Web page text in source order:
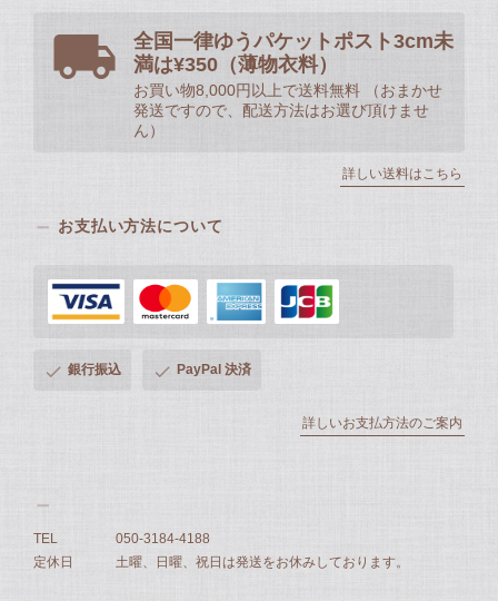
全国一律ゆうパケットポスト3cm未
満は¥350（薄物衣料）
お買い物8,000円以上で送料無料 （おまかせ
発送ですので、配送方法はお選び頂けませ
ん）
詳しい送料はこちら
お支払い方法について
銀行振込 PayPal 決済
詳しいお支払方法のご案内
TEL
050-3184-4188
定休日
土曜、日曜、祝日は発送をお休みしております。